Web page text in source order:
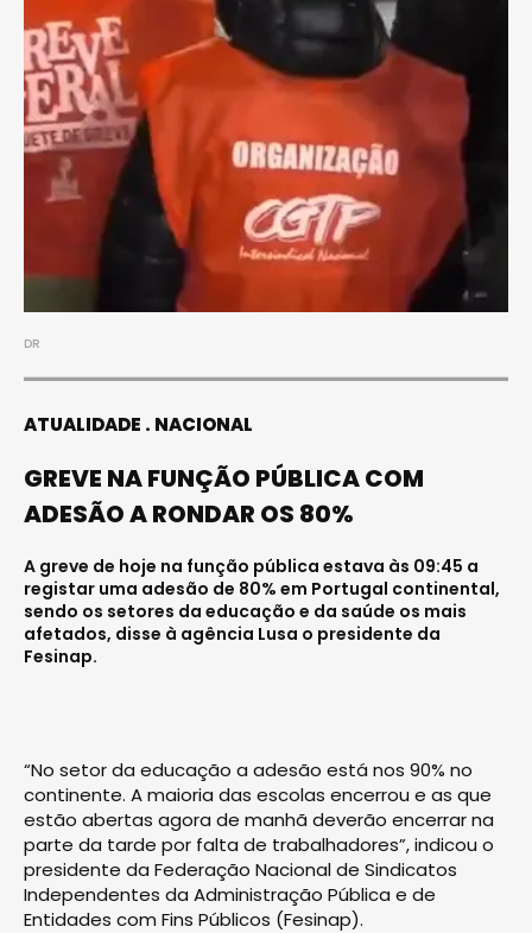
DR
ATUALIDADE NACIONAL
GREVE NA FUNÇÃO PÚBLICA COM
ADESÃO A RONDAR OS 80%
A greve de hoje na função pública estava às 09:45 a
registar uma adesão de 80% em Portugal continental,
sendo os setores da educação e da saúde os mais
afetados, disse à agência Lusa o presidente da
Fesinap.
“No setor da educação a adesão está nos 90% no
continente. A maioria das escolas encerrou e as que
estão abertas agora de manhã deverão encerrar na
parte da tarde por falta de trabalhadores”, indicou o
presidente da Federação Nacional de Sindicatos
Independentes da Administração Pública e de
Entidades com Fins Públicos (Fesinap).